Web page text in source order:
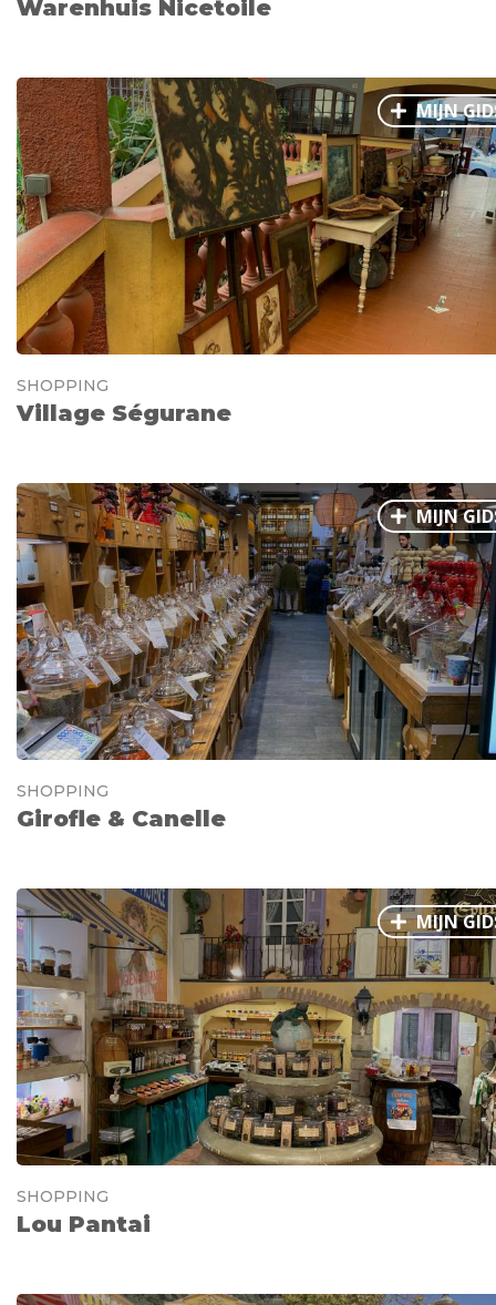
Warenhuis Nicetoile
MIJN
SHOPPING
Village Ségurane
MIJN
SHOPPING
Girofle & Canelle
MIJN
SHOPPING
Lou Pantai